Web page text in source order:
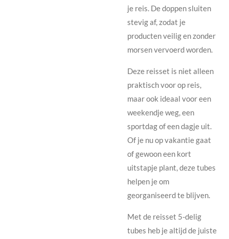
je reis. De doppen sluiten
stevig af, zodat je
producten veilig en zonder
morsen vervoerd worden.
Deze reisset is niet alleen
praktisch voor op reis,
maar ook ideaal voor een
weekendje weg, een
sportdag of een dagje uit.
Of je nu op vakantie gaat
of gewoon een kort
uitstapje plant, deze tubes
helpen je om
georganiseerd te blijven.
Met de reisset 5-delig
tubes heb je altijd de juiste